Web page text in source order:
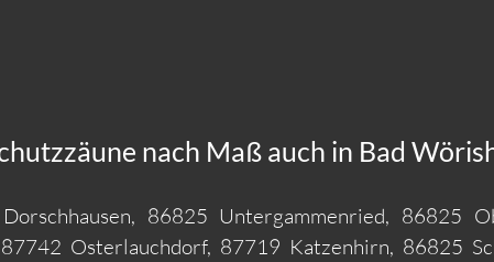
nach Maß auch in Bad
86825 Untergammenried, 86825
Osterlauchdorf, 87719 Katzenhirn, 86825